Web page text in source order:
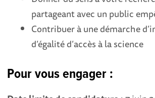
partageant avec un public
Contribuer à une démarche
d’égalité d’accès à la science
Pour vous engager :